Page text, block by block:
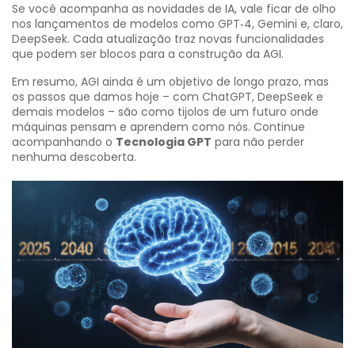
Se você acompanha as novidades de IA, vale ficar de olho
nos lançamentos de modelos como GPT‑4, Gemini e, claro,
DeepSeek. Cada atualização traz novas funcionalidades
que podem ser blocos para a construção da AGI.
Em resumo, AGI ainda é um objetivo de longo prazo, mas
os passos que damos hoje – com ChatGPT, DeepSeek e
demais modelos – são como tijolos de um futuro onde
máquinas pensam e aprendem como nós. Continue
acompanhando o Tecnologia GPT para não perder
nenhuma descoberta.